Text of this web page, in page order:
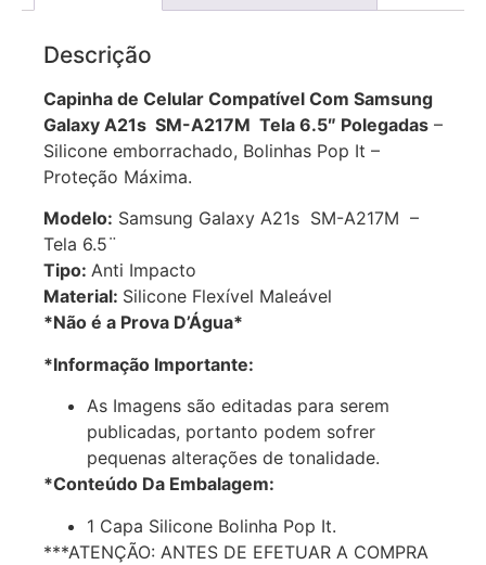
Descrição
Capinha de Celular Compatível Com Samsung
Galaxy A21s SM-A217M Tela 6.5″ Polegadas –
Silicone emborrachado, Bolinhas Pop It –
Proteção Máxima.
Modelo: Samsung Galaxy A21s SM-A217M –
Tela 6.5¨
Tipo: Anti Impacto
Material: Silicone Flexível Maleável
*Não é a Prova D’Água*
*Informação Importante:
As Imagens são editadas para serem
publicadas, portanto podem sofrer
pequenas alterações de tonalidade.
*Conteúdo Da Embalagem:
1 Capa Silicone Bolinha Pop It.
***ATENÇÃO: ANTES DE EFETUAR A COMPRA